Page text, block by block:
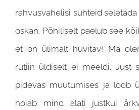
rahvusvahelisi suhteid
oskan. Põhiliselt paelub see
et on ülimalt huvitav! Ma
rutiin üldiselt ei meeldi. Just
pidevas muutumises ja loob
hoiab mind alati justkui